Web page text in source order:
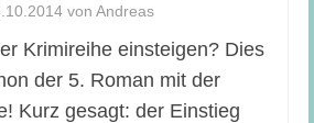
von Andreas
Krimireihe einsteigen? Dies
der 5. Roman mit der
Kurz gesagt: der Einstieg